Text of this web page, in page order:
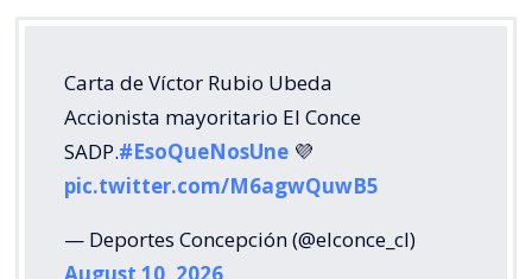
Carta de Víctor Rubio Ubeda
Accionista mayoritario El Conce
SADP.#EsoQueNosUne 💜
pic.twitter.com/M6agwQuwB5
— Deportes Concepción (@elconce_cl)